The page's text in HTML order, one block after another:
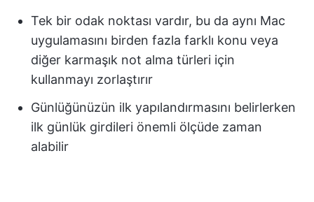
Tek bir odak noktası vardır, bu da aynı Mac
uygulamasını birden fazla farklı konu veya
diğer karmaşık not alma türleri için
kullanmayı zorlaştırır
Günlüğünüzün ilk yapılandırmasını belirlerken
ilk günlük girdileri önemli ölçüde zaman
alabilir